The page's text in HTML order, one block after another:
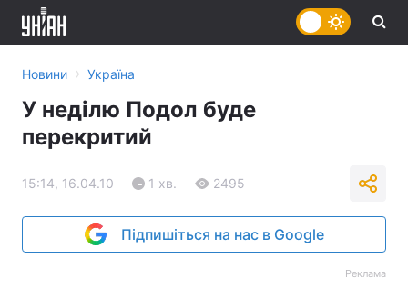
Новини › Україна
У неділю Подол буде
перекритий
15:14, 16.04.10 1 хв. 2495
Підпишіться на нас в Google
Реклама